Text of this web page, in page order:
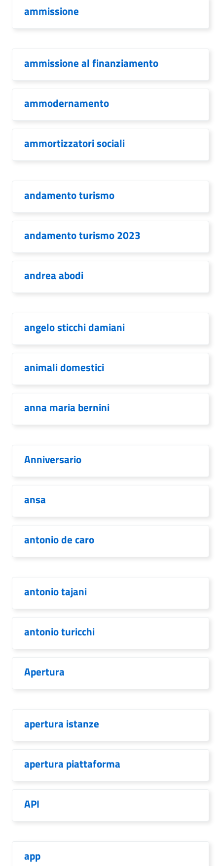
ammissione
ammissione al finanziamento
ammodernamento
ammortizzatori sociali
andamento turismo
andamento turismo 2023
andrea abodi
angelo sticchi damiani
animali domestici
anna maria bernini
Anniversario
ansa
antonio de caro
antonio tajani
antonio turicchi
Apertura
apertura istanze
apertura piattaforma
API
app